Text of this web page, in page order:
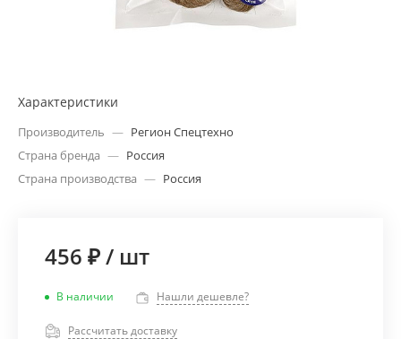
Характеристики
Производитель — Регион Спецтехно
Страна бренда — Россия
Страна производства — Россия
456 ₽/ шт
В наличии Нашли дешевле?
Рассчитать доставку